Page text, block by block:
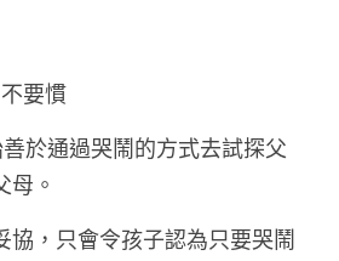
不要慣
於通過哭鬧的方式去試探父
母。
協，只會令孩子認為只要哭鬧